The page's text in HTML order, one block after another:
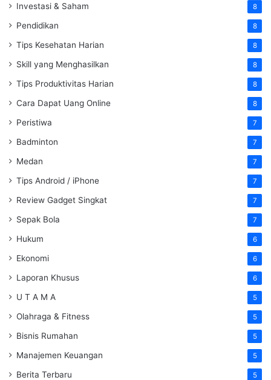
Investasi & Saham 8
Pendidikan 8
Tips Kesehatan Harian 8
Skill yang Menghasilkan 8
Tips Produktivitas Harian 8
Cara Dapat Uang Online 8
Peristiwa 7
Badminton 7
Medan 7
Tips Android / iPhone 7
Review Gadget Singkat 7
Sepak Bola 7
Hukum 6
Ekonomi 6
Laporan Khusus 6
U T A M A 5
Olahraga & Fitness 5
Bisnis Rumahan 5
Manajemen Keuangan 5
Berita Terbaru 5